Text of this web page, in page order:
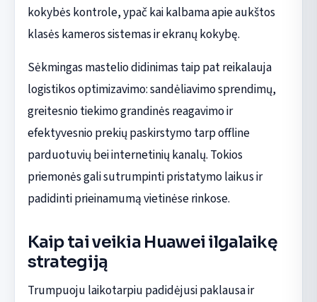
kokybės kontrole, ypač kai kalbama apie aukštos
klasės kameros sistemas ir ekranų kokybę.
Sėkmingas mastelio didinimas taip pat reikalauja
logistikos optimizavimo: sandėliavimo sprendimų,
greitesnio tiekimo grandinės reagavimo ir
efektyvesnio prekių paskirstymo tarp offline
parduotuvių bei internetinių kanalų. Tokios
priemonės gali sutrumpinti pristatymo laikus ir
padidinti prieinamumą vietinėse rinkose.
Kaip tai veikia Huawei ilgalaikę
strategiją
Trumpuoju laikotarpiu padidėjusi paklausa ir